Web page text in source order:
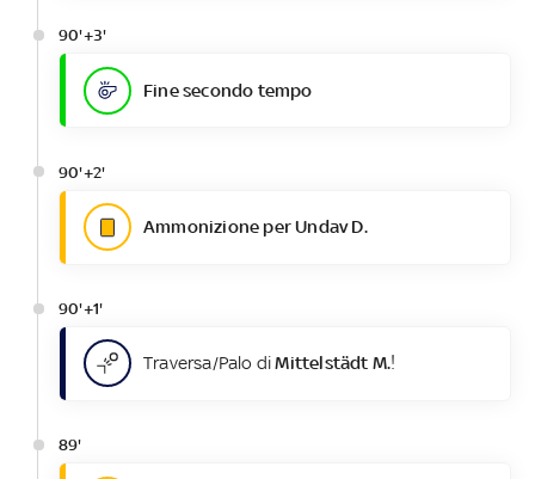
90'+3'
Fine secondo tempo
90'+2'
Ammonizione per Undav D.
90'+1'
Traversa/Palo diMittelstädt M.!
89'